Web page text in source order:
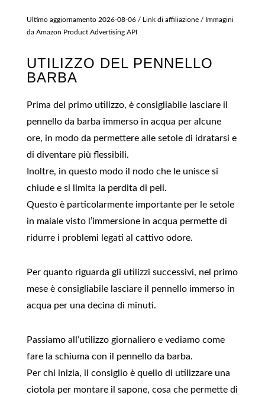
Ultimo aggiornamento 2026-08-06 / Link di affiliazione / Immagini
da Amazon Product Advertising API
UTILIZZO DEL PENNELLO
BARBA
Prima del primo utilizzo, è consigliabile lasciare il
pennello da barba immerso in acqua per alcune
ore, in modo da permettere alle setole di idratarsi e
di diventare più flessibili.
Inoltre, in questo modo il nodo che le unisce si
chiude e si limita la perdita di peli.
Questo è particolarmente importante per le setole
in maiale visto l’immersione in acqua permette di
ridurre i problemi legati al cattivo odore.
Per quanto riguarda gli utilizzi successivi, nel primo
mese è consigliabile lasciare il pennello immerso in
acqua per una decina di minuti.
Passiamo all’utilizzo giornaliero e vediamo come
fare la schiuma con il pennello da barba.
Per chi inizia, il consiglio è quello di utilizzare una
ciotola per montare il sapone, cosa che permette di